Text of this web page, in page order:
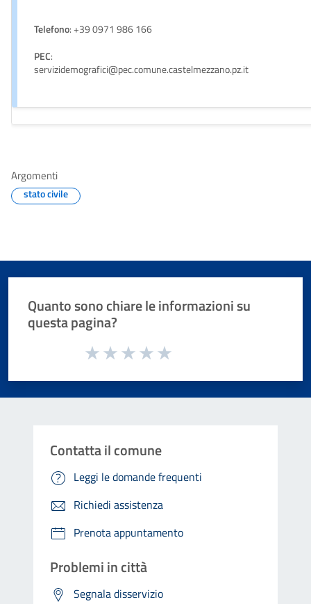
Telefono: +39 0971 986 166
PEC:
servizidemografici@pec.comune.castelmezzano.pz.it
Argomenti
stato civile
Quanto sono chiare le informazioni su
questa pagina?
Valuta da 1 a 5 stelle la pagina
Contatta il comune
Leggi le domande frequenti
Richiedi assistenza
Prenota appuntamento
Problemi in città
Segnala disservizio